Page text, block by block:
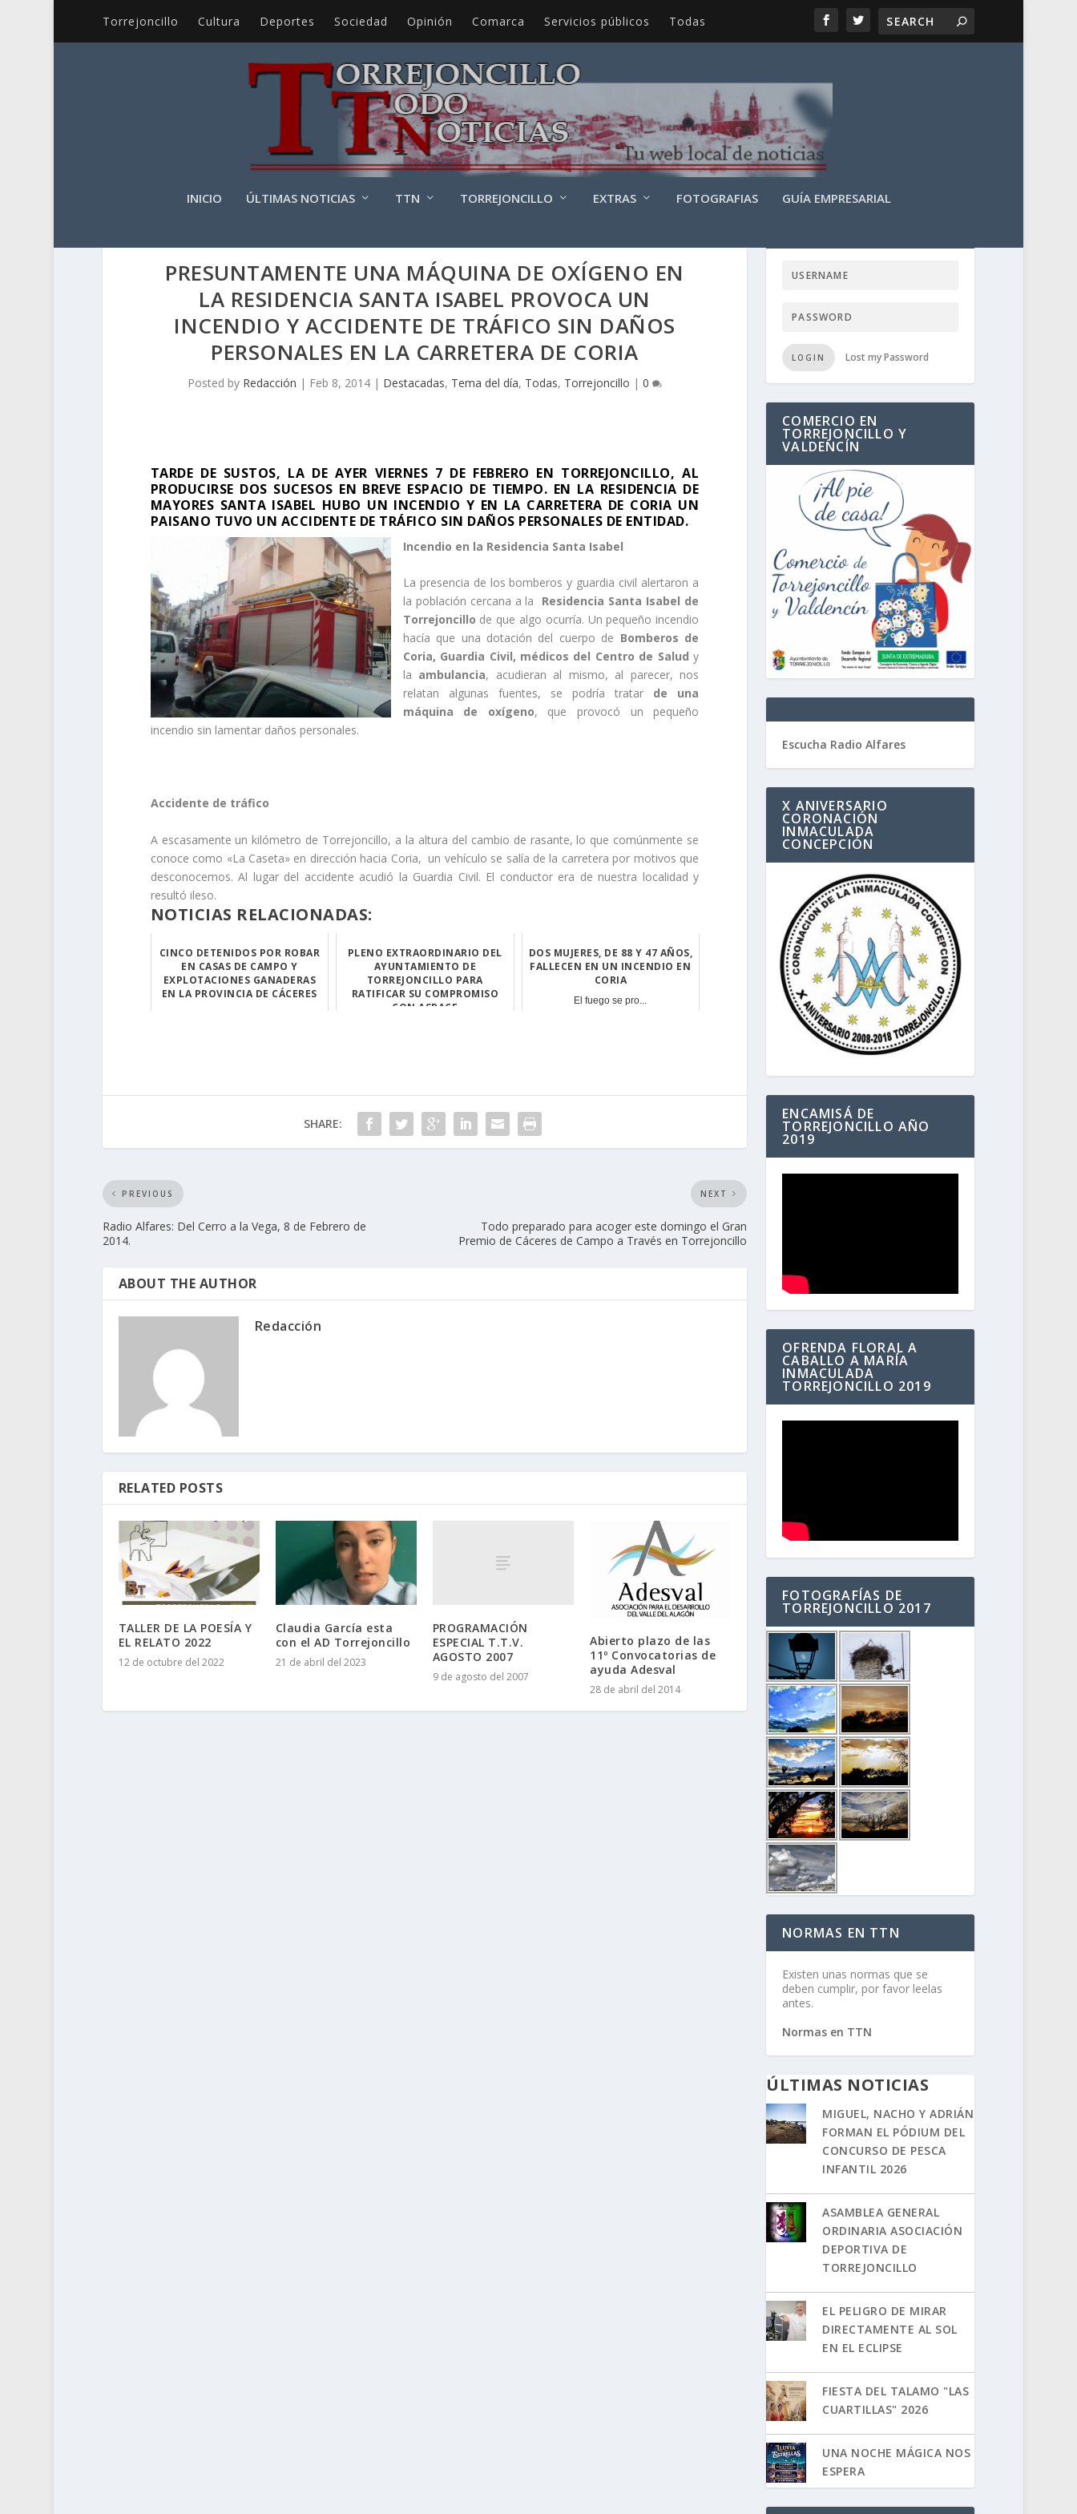
Torrejoncillo Cultura Deportes Sociedad Opinión Comarca Servicios públicos Todas
INICIO ÚLTIMAS NOTICIAS TTN TORREJONCILLO EXTRAS FOTOGRAFIAS GUÍA EMPRESARIAL
PRESUNTAMENTE UNA MÁQUINA DE OXÍGENO EN
LA RESIDENCIA SANTA ISABEL PROVOCA UN
INCENDIO Y ACCIDENTE DE TRÁFICO SIN DAÑOS
PERSONALES EN LA CARRETERA DE CORIA
Posted by Redacción | Feb 8, 2014| Destacadas, Tema del día, Todas, Torrejoncillo | 0
TARDE DE SUSTOS, LA DE AYER VIERNES 7 DE FEBRERO EN TORREJONCILLO, AL
PRODUCIRSE DOS SUCESOS EN BREVE ESPACIO DE TIEMPO. EN LA RESIDENCIA DE
MAYORES SANTA ISABEL HUBO UN INCENDIO Y EN LA CARRETERA DE CORIA UN
PAISANO TUVO UN ACCIDENTE DE TRÁFICO SIN DAÑOS PERSONALES DE ENTIDAD.
Incendio en la Residencia Santa Isabel
La presencia de los bomberos y guardia civil alertaron a
la población cercana a la Residencia Santa Isabel de
Torrejoncillo de que algo ocurría. Un pequeño incendio
hacía que una dotación del cuerpo de Bomberos de
Coria, Guardia Civil, médicos del Centro de Salud y
la ambulancia, acudieran al mismo, al parecer, nos
relatan algunas fuentes, se podría tratar de una
máquina de oxígeno, que provocó un pequeño
incendio sin lamentar daños personales.
Accidente de tráfico
A escasamente un kilómetro de Torrejoncillo, a la altura del cambio de rasante, lo que comúnmente se
conoce como «La Caseta» en dirección hacia Coria, un vehículo se salía de la carretera por motivos que
desconocemos. Al lugar del accidente acudió la Guardia Civil. El conductor era de nuestra localidad y
resultó ileso.
NOTICIAS RELACIONADAS:
CINCO DETENIDOS POR ROBAR
EN CASAS DE CAMPO Y
EXPLOTACIONES GANADERAS
EN LA PROVINCIA DE CÁCERES
PLENO EXTRAORDINARIO DEL
AYUNTAMIENTO DE
TORREJONCILLO PARA
RATIFICAR SU COMPROMISO
CON ASPACE
DOS MUJERES, DE 88 Y 47 AÑOS,
FALLECEN EN UN INCENDIO EN
CORIA
El fuego se pro...
SHARE:
PREVIOUS
Radio Alfares: Del Cerro a la Vega, 8 de Febrero de
2014.
NEXT
Todo preparado para acoger este domingo el Gran
Premio de Cáceres de Campo a Través en Torrejoncillo
ABOUT THE AUTHOR
Redacción
RELATED POSTS
TALLER DE LA POESÍA Y
EL RELATO 2022
12 de octubre del 2022
Claudia García esta
con el AD Torrejoncillo
21 de abril del 2023
PROGRAMACIÓN
ESPECIAL T.T.V.
AGOSTO 2007
9 de agosto del 2007
Abierto plazo de las
11º Convocatorias de
ayuda Adesval
28 de abril del 2014
LOGIN Lost my Password
COMERCIO EN
TORREJONCILLO Y
VALDENCÍN
Escucha Radio Alfares
X ANIVERSARIO
CORONACIÓN
INMACULADA
CONCEPCIÓN
ENCAMISÁ DE
TORREJONCILLO AÑO
2019
OFRENDA FLORAL A
CABALLO A MARÍA
INMACULADA
TORREJONCILLO 2019
FOTOGRAFÍAS DE
TORREJONCILLO 2017
NORMAS EN TTN
Existen unas normas que se
deben cumplir, por favor leelas
antes.
Normas en TTN
ÚLTIMAS NOTICIAS
MIGUEL, NACHO Y ADRIÁN
FORMAN EL PÓDIUM DEL
CONCURSO DE PESCA
INFANTIL 2026
ASAMBLEA GENERAL
ORDINARIA ASOCIACIÓN
DEPORTIVA DE
TORREJONCILLO
EL PELIGRO DE MIRAR
DIRECTAMENTE AL SOL
EN EL ECLIPSE
FIESTA DEL TALAMO "LAS
CUARTILLAS" 2026
UNA NOCHE MÁGICA NOS
ESPERA